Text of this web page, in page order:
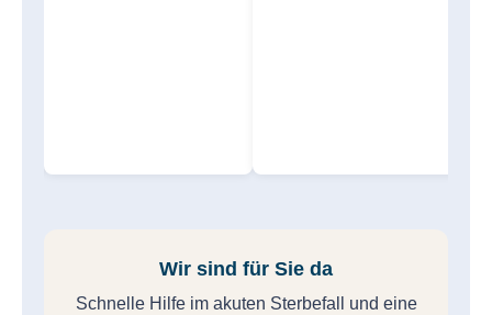
Wir sind für Sie da
Schnelle Hilfe im akuten Sterbefall und eine